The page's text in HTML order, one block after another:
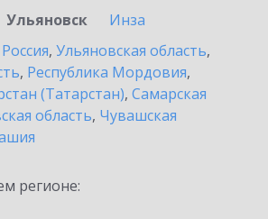
Ульяновск
Инза
Россия, Ульяновская область,
, Республика Мордовия,
(Татарстан), Самарская
область, Чувашская
регионе: